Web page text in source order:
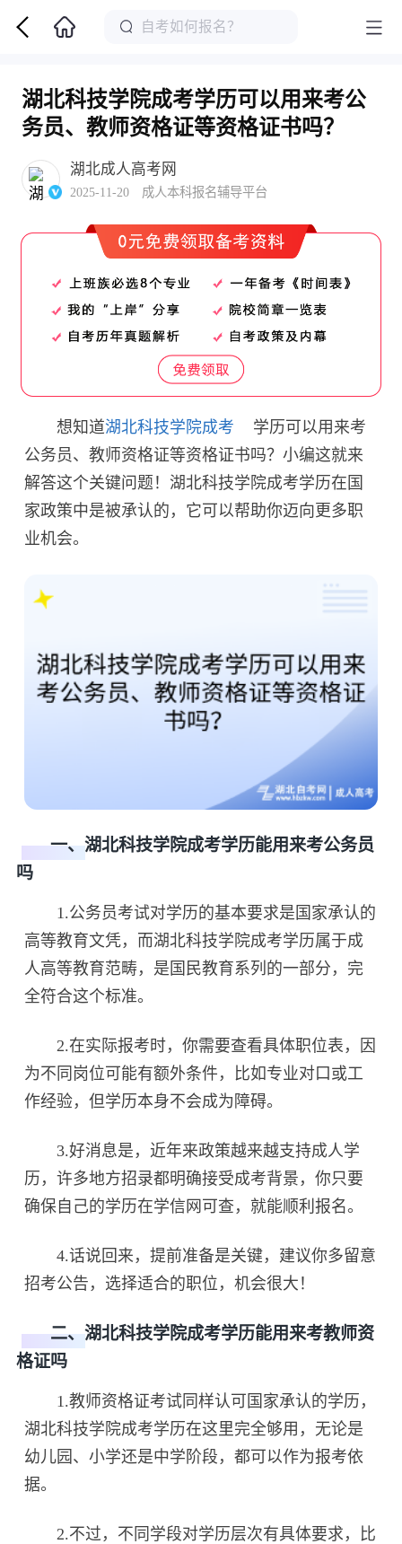
湖北科技学院成考学历可以用来考公
务员、教师资格证等资格证书吗？
湖北成人高考网
2025-11-20 成人本科报名辅导平台
想知道湖北科技学院成考
学历可以用来考
公务员、教师资格证等资格证书吗？小编这就来
解答这个关键问题！湖北科技学院成考学历在国
家政策中是被承认的，它可以帮助你迈向更多职
业机会。
一、湖北科技学院成考学历能用来考公务员
吗
1.公务员考试对学历的基本要求是国家承认的
高等教育文凭，而湖北科技学院成考学历属于成
人高等教育范畴，是国民教育系列的一部分，完
全符合这个标准。
2.在实际报考时，你需要查看具体职位表，因
为不同岗位可能有额外条件，比如专业对口或工
作经验，但学历本身不会成为障碍。
3.好消息是，近年来政策越来越支持成人学
历，许多地方招录都明确接受成考背景，你只要
确保自己的学历在学信网可查，就能顺利报名。
4.话说回来，提前准备是关键，建议你多留意
招考公告，选择适合的职位，机会很大！
二、湖北科技学院成考学历能用来考教师资
格证吗
1.教师资格证考试同样认可国家承认的学历，
湖北科技学院成考学历在这里完全够用，无论是
幼儿园、小学还是中学阶段，都可以作为报考依
据。
2.不过，不同学段对学历层次有具体要求，比